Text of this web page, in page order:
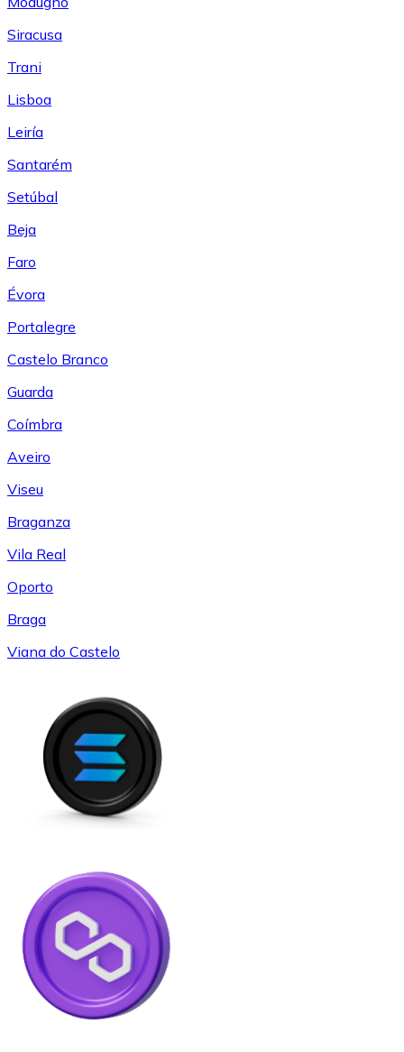
Siracusa
Trani
Lisboa
Leiría
Santarém
Setúbal
Beja
Faro
Évora
Portalegre
Castelo Branco
Guarda
Coímbra
Aveiro
Viseu
Braganza
Vila Real
Oporto
Braga
Viana do Castelo